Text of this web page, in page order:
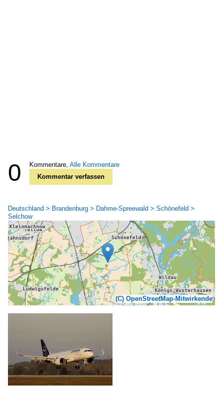
0 Kommentare, Alle Kommentare
Kommentar verfassen
Deutschland > Brandenburg > Dahme-Spreewald > Schönefeld >
Selchow
(C) OpenStreetMap-Mitwirkende